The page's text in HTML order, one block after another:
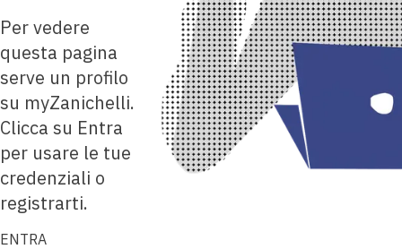
Per vedere
questa pagina
serve un profilo
su myZanichelli.
Clicca su Entra
per usare le tue
credenziali o
registrarti.
ENTRA